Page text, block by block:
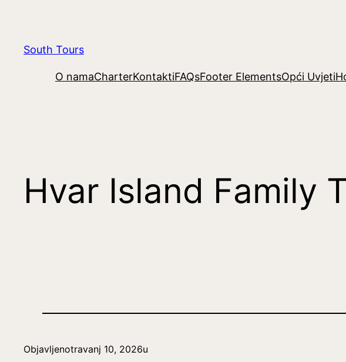
South Tours
O namaCharterKontaktiFAQsFooter ElementsOpći Uvjeti
Hvar Island Family
Objavljenotravanj 10, 2026u